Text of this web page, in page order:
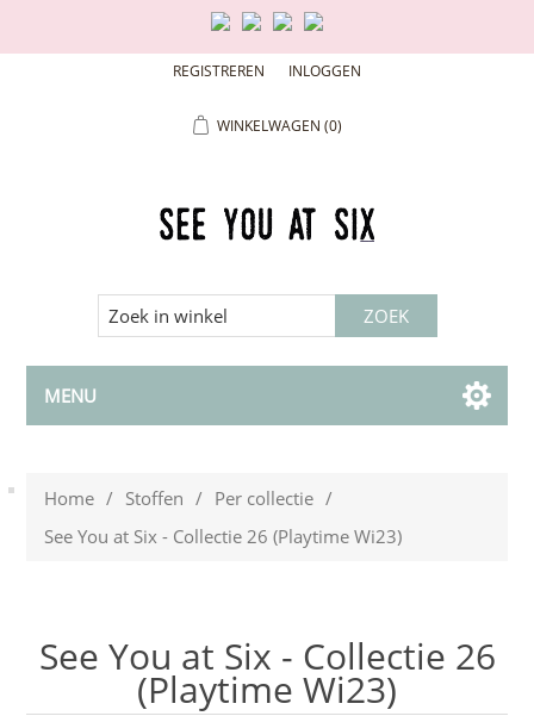
REGISTREREN INLOGGEN
WINKELWAGEN (0)
MENU
Home / Stoffen / Per collectie /
See You at Six - Collectie 26 (Playtime Wi23)
See You at Six - Collectie 26
(Playtime Wi23)